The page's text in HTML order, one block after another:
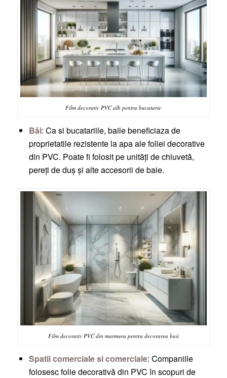
Film decorativ PVC alb pentru bucatarie
Băi: Ca si bucatariile, baile beneficiaza de
proprietatile rezistente la apa ale foliei decorative
din PVC. Poate fi folosit pe unități de chiuvetă,
pereți de duș și alte accesorii de baie.
Film decorativ PVC din marmura pentru decorarea baii
Spatii comerciale si comerciale: Companiile
folosesc folie decorativă din PVC în scopuri de